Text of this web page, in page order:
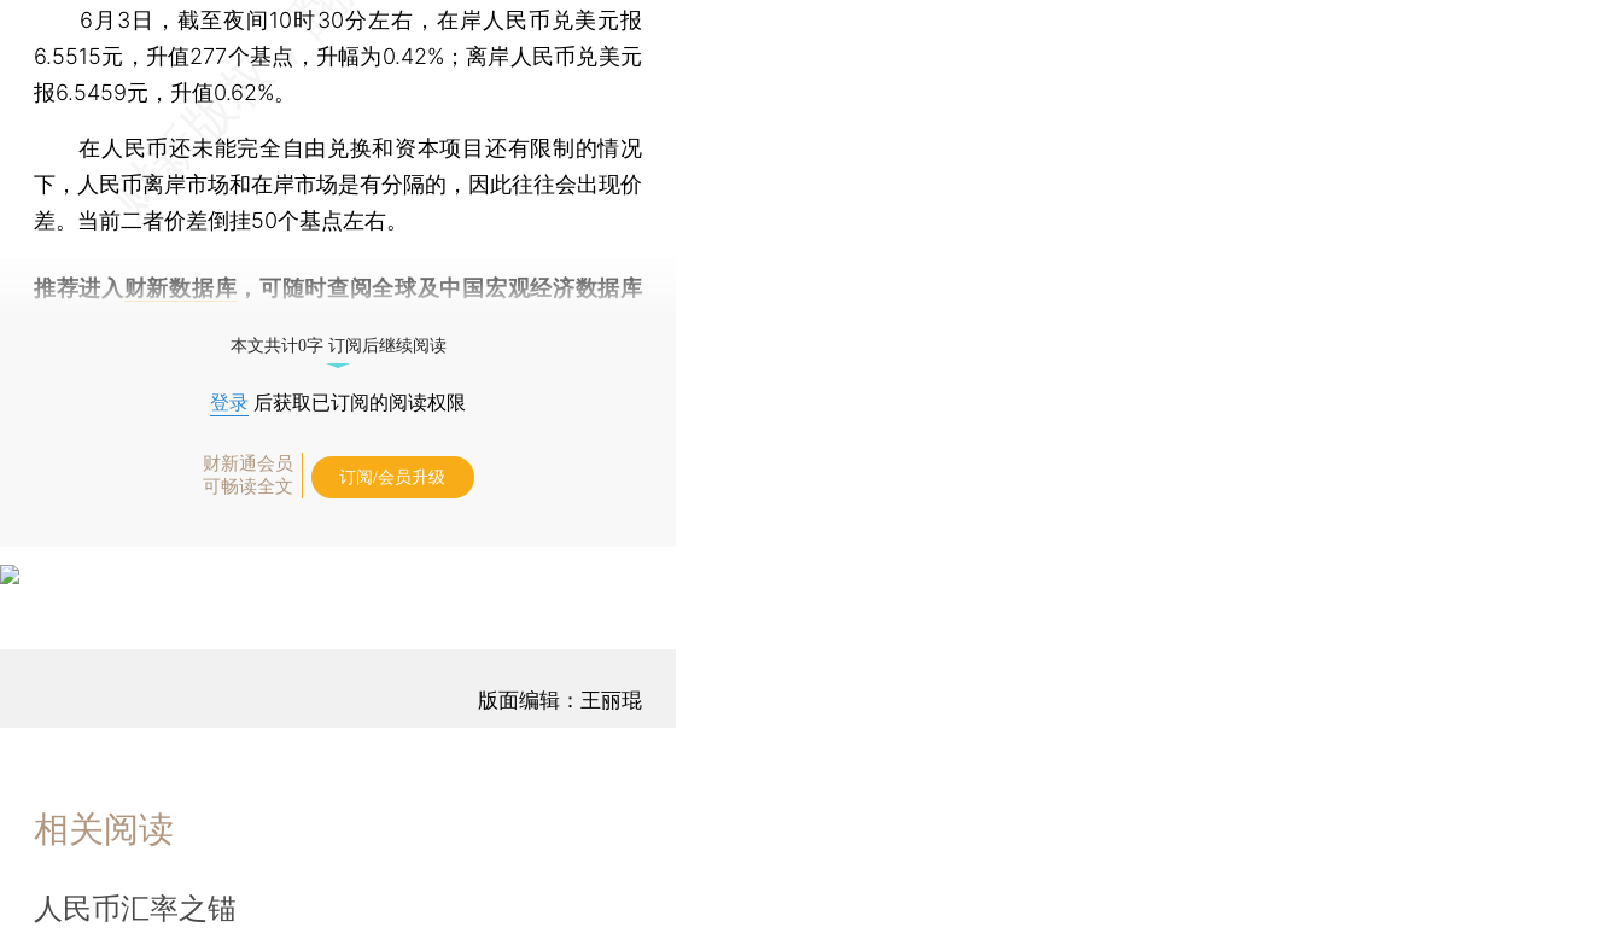
6月3日，截至夜间10时30分左右，在岸人民币兑美元报
6.5515元，升值277个基点，升幅为0.42%；离岸人民币兑美元
报6.5459元，升值0.62%。
在人民币还未能完全自由兑换和资本项目还有限制的情况
下，人民币离岸市场和在岸市场是有分隔的，因此往往会出现价
差。当前二者价差倒挂50个基点左右。
推荐进入 财新数据库 ，可随时查阅全球及中国宏观经济数据库
本文共计0字 订阅后继续阅读
登录 后获取已订阅的阅读权限
财新通会员
可畅读全文
订阅/会员升级
版面编辑：王丽琨
相关阅读
人民币汇率之锚